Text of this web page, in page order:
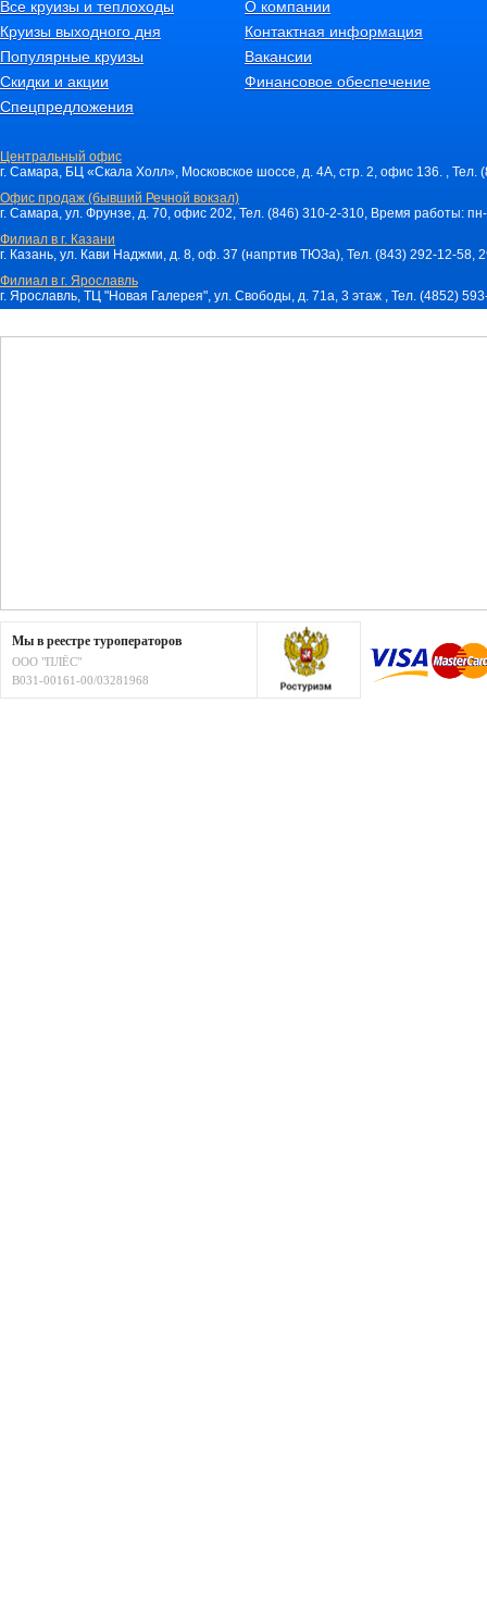
Все круизы и теплоходы
Круизы выходного дня
Популярные круизы
Скидки и акции
Спецпредложения
О компании
Контактная информация
Вакансии
Финансовое обеспечение
Центральный офис
г. Самара, БЦ «Скала Холл», Московское шоссе, д. 4А, стр. 2, офис 136. ,
Офис продаж (бывший Речной вокзал)
г. Самара, ул. Фрунзе, д. 70, офис 202, Тел. (846) 310-2-310, Время работы:
Филиал в г. Казани
г. Казань, ул. Кави Наджми, д. 8, оф. 37 (напртив ТЮЗа), Тел. (843) 292-12-
Филиал в г. Ярославль
г. Ярославль, ТЦ "Новая Галерея", ул. Свободы, д. 71a, 3 этаж , Тел. (4852)
Мы в реестре туроператоров
ООО "ПЛЁС"
В031-00161-00/03281968